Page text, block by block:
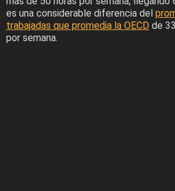
es una considerable diferencia del
trabajadas que promedia la OECD de
por semana.